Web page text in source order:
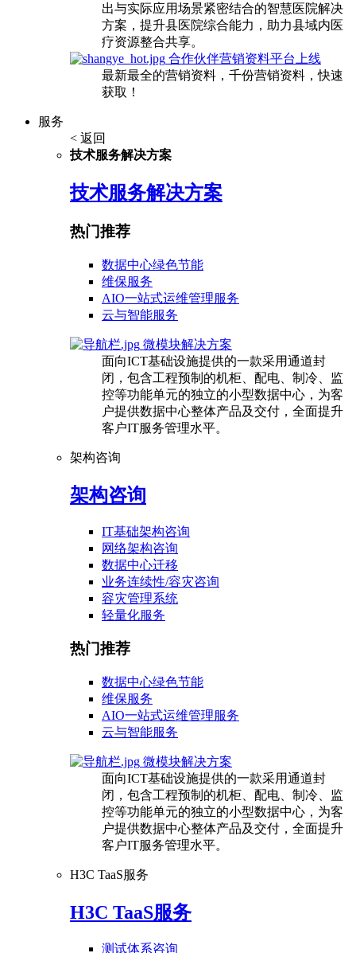
出与实际应用场景紧密结合的智慧医院解决
方案，提升县医院综合能力，助力县域内医
疗资源整合共享。
合作伙伴营销资料平台上线
最新最全的营销资料，千份营销资料，快速
获取！
服务
< 返回
技术服务解决方案
技术服务解决方案
热门推荐
数据中心绿色节能
维保服务
AIO一站式运维管理服务
云与智能服务
微模块解决方案
面向ICT基础设施提供的一款采用通道封
闭，包含工程预制的机柜、配电、制冷、监
控等功能单元的独立的小型数据中心，为客
户提供数据中心整体产品及交付，全面提升
客户IT服务管理水平。
架构咨询
架构咨询
IT基础架构咨询
网络架构咨询
数据中心迁移
业务连续性/容灾咨询
容灾管理系统
轻量化服务
热门推荐
数据中心绿色节能
维保服务
AIO一站式运维管理服务
云与智能服务
微模块解决方案
面向ICT基础设施提供的一款采用通道封
闭，包含工程预制的机柜、配电、制冷、监
控等功能单元的独立的小型数据中心，为客
户提供数据中心整体产品及交付，全面提升
客户IT服务管理水平。
H3C TaaS服务
H3C TaaS服务
测试体系咨询